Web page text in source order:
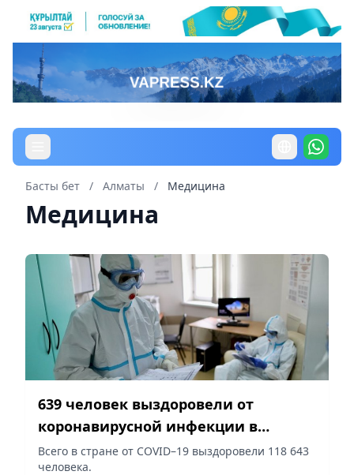
Басты бет / Алматы / Медицина
Медицина
639 человек выздоровели от
коронавирусной инфекции в
Казахстане
Всего в стране от COVID–19 выздоровели 118 643
человека.